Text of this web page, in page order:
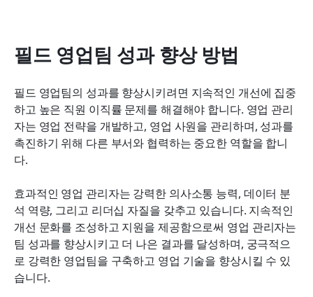
필드 영업팀 성과 향상 방법
필드 영업팀의 성과를 향상시키려면 지속적인 개선에 집중
하고 높은 직원 이직률 문제를 해결해야 합니다. 영업 관리
자는 영업 전략을 개발하고, 영업 사원을 관리하며, 성과를
촉진하기 위해 다른 부서와 협력하는 중요한 역할을 합니
다.
효과적인 영업 관리자는 강력한 의사소통 능력, 데이터 분
석 역량, 그리고 리더십 자질을 갖추고 있습니다. 지속적인
개선 문화를 조성하고 지원을 제공함으로써 영업 관리자는
팀 성과를 향상시키고 더 나은 결과를 달성하며, 궁극적으
로 강력한 영업팀을 구축하고 영업 기술을 향상시킬 수 있
습니다.